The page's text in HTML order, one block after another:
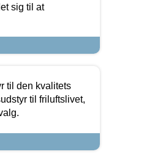
sig til at
til den kvalitets
til friluftslivet,